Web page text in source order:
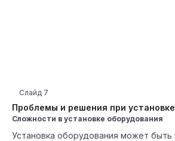
Проблемы и решения при
Слайд 7
Сложности в установке оборудования
Установка оборудования может быть